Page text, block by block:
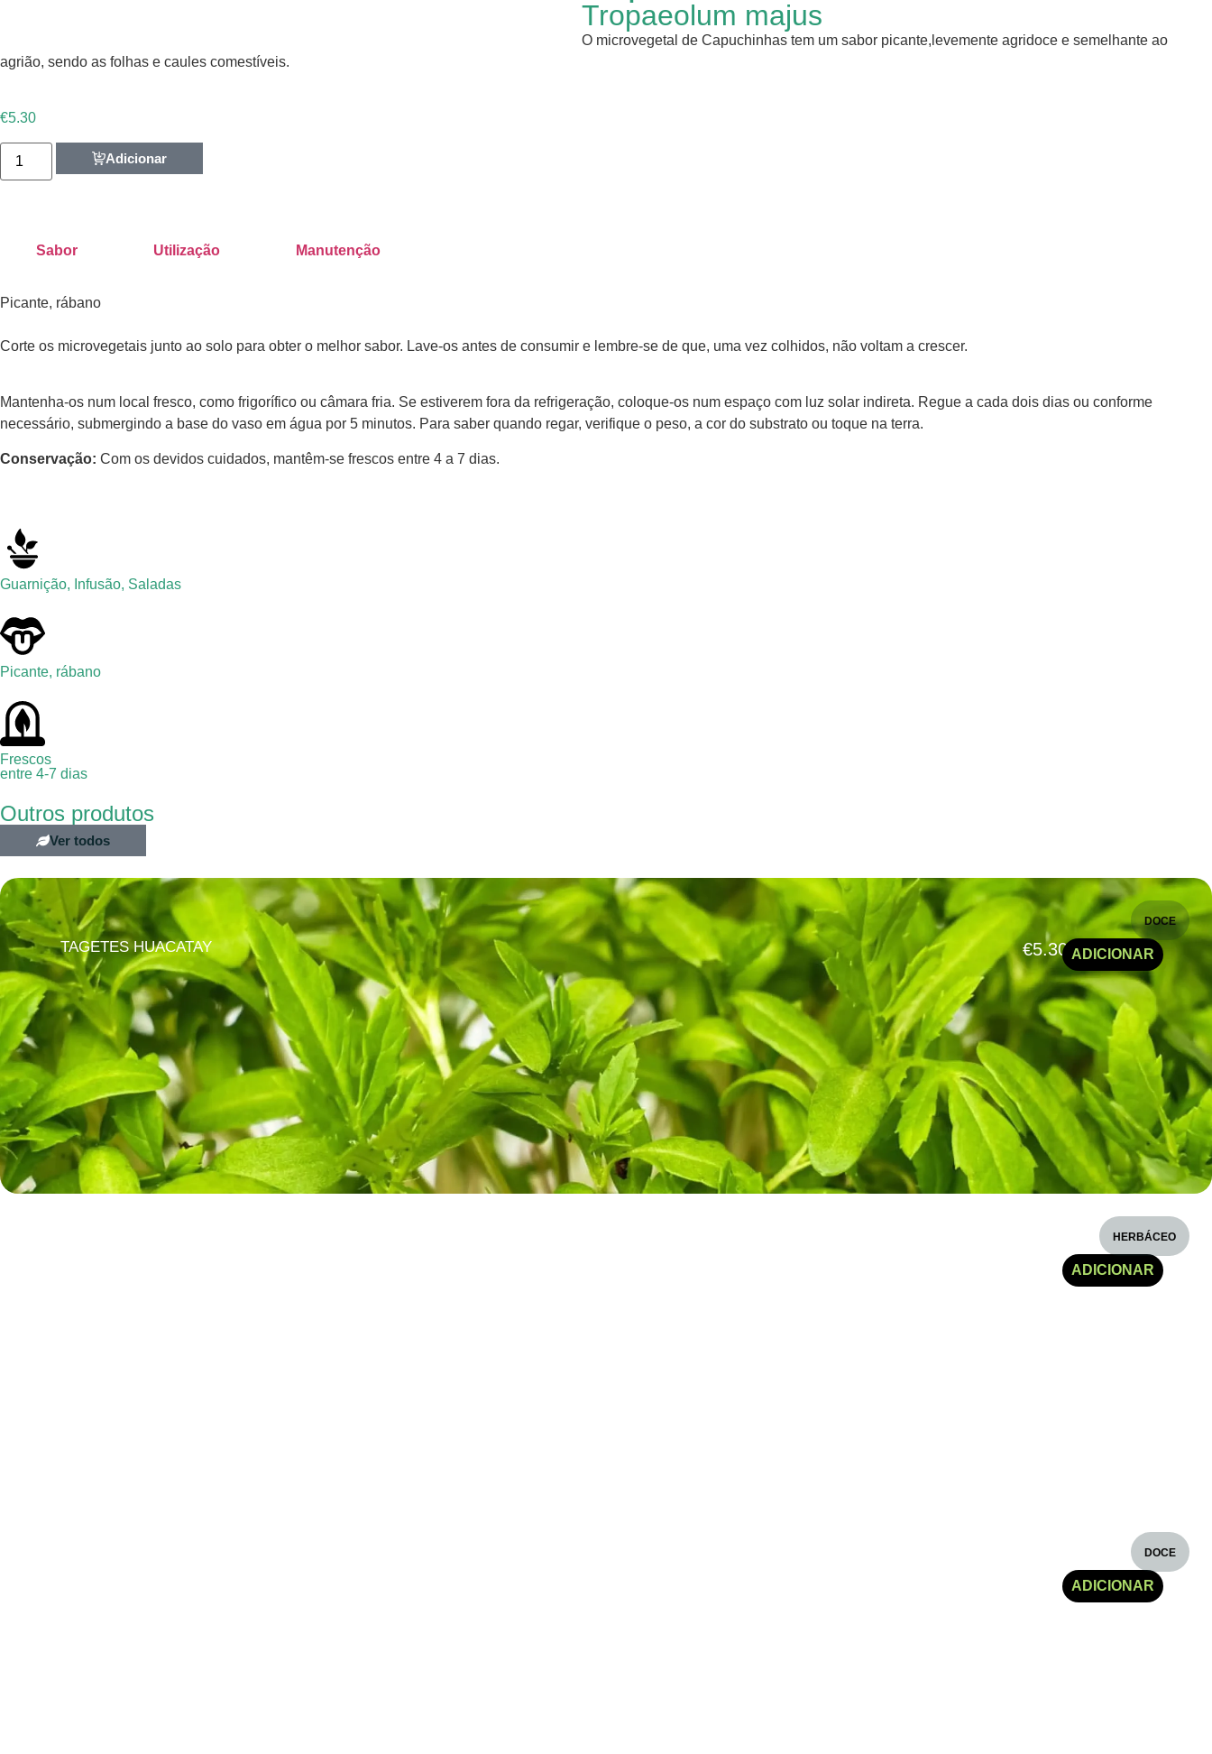
Tropaeolum majus
O microvegetal de Capuchinhas tem um sabor picante,levemente agridoce e semelhante ao
agrião, sendo as folhas e caules comestíveis.
€5.30
Adicionar
Sabor Utilização Manutenção
Picante, rábano
Corte os microvegetais junto ao solo para obter o melhor sabor. Lave-os antes de consumir e lembre-se de que, uma vez colhidos, não voltam a crescer.
Mantenha-os num local fresco, como frigorífico ou câmara fria. Se estiverem fora da refrigeração, coloque-os num espaço com luz solar indireta. Regue a cada dois dias ou conforme
necessário, submergindo a base do vaso em água por 5 minutos. Para saber quando regar, verifique o peso, a cor do substrato ou toque na terra.
Conservação: Com os devidos cuidados, mantêm-se frescos entre 4 a 7 dias.
Guarnição, Infusão, Saladas
Picante, rábano
Frescos
entre 4-7 dias
Outros produtos
Ver todos
TAGETES HUACATAY €5.30 ADICIONAR
DOCE
5.30 ADICIONAR
HERBÁCEO
5.30 ADICIONAR
DOCE